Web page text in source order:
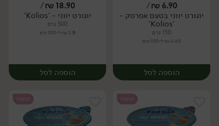
6.90
₪
/
יוגורט יווני בטעם אפרסק -
'Kolios'
150 גרם
4.60 ₪ ל-100 גרם
הוספה לסל
18.90
₪
/
יוגורט יווני - 'Kolios'
500 גרם
3.78 ₪ ל-100 גרם
הוספה לסל
טבעוני טבעוני